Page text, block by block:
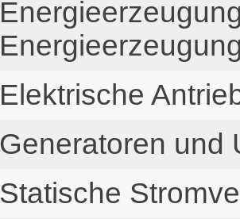
Elektrische
Generatoren und
Statische